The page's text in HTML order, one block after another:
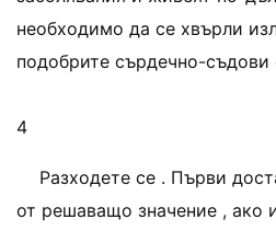
необходимо да се хвърли
подобрите сърдечно-съдови
4
Разходете се . Първи
от решаващо значение , ако